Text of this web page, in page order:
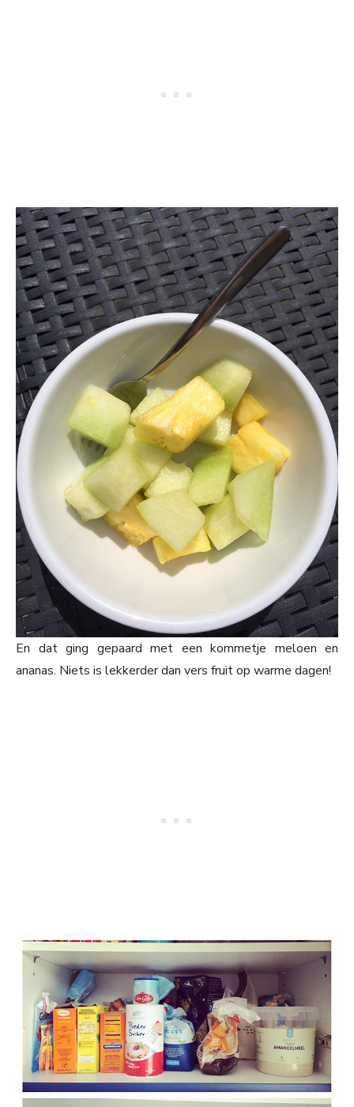
En dat ging gepaard met een kommetje meloen en
ananas. Niets is lekkerder dan vers fruit op warme dagen!